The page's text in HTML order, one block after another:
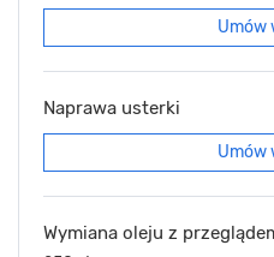
Umów
Naprawa usterki
Umów
Wymiana oleju z